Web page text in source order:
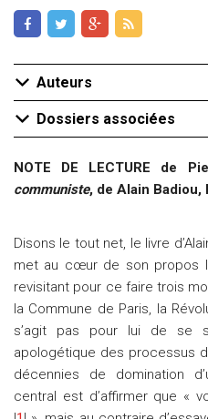
CONTACT
Auteurs
Dossiers associées
NOTE DE LECTURE de
communiste, de Alain Badiou,
Disons le tout net, le livre
met au cœur de son propos
revisitant pour ce faire trois
la Commune de Paris, la
s’agit pas pour lui de se
apologétique des processus
décennies de domination
central est d’affirmer que «